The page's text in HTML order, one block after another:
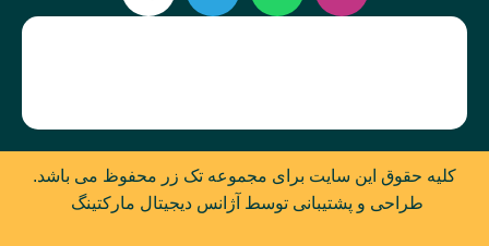
کلیه حقوق این سایت برای مجموعه تک زر محفوظ می باشد.
طراحی و پشتیبانی توسط آژانس دیجیتال مارکتینگ